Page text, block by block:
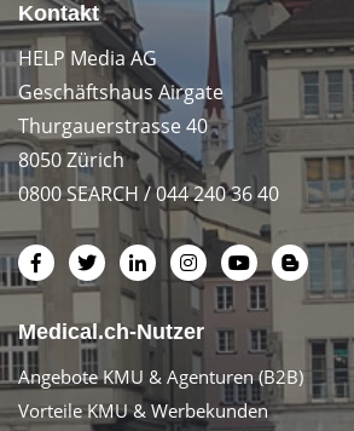
Kontakt
HELP Media AG
Geschäftshaus Airgate
Thurgauerstrasse 40
8050 Zürich
0800 SEARCH / 044 240 36 40
Medical.ch-Nutzer
Angebote KMU & Agenturen (B2B)
Vorteile KMU & Werbekunden